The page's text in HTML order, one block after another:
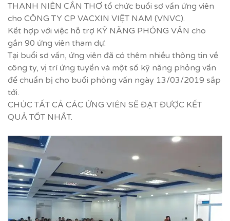
THANH NIÊN CẦN THƠ tổ chức buổi sơ vấn ứng viên
cho CÔNG TY CP VACXIN VIỆT NAM (VNVC).
Kết hợp với việc hỗ trợ KỸ NĂNG PHỎNG VẤN cho
gần 90 ứng viên tham dự.
Tại buổi sơ vấn, ứng viên đã có thêm nhiều thông tin về
công ty, vị trí ứng tuyển và một số kỹ năng phỏng vấn
để chuẩn bị cho buổi phỏng vấn ngày 13/03/2019 sắp
tới.
CHÚC TẤT CẢ CÁC ỨNG VIÊN SẼ ĐẠT ĐƯỢC KẾT
QUẢ TỐT NHẤT.